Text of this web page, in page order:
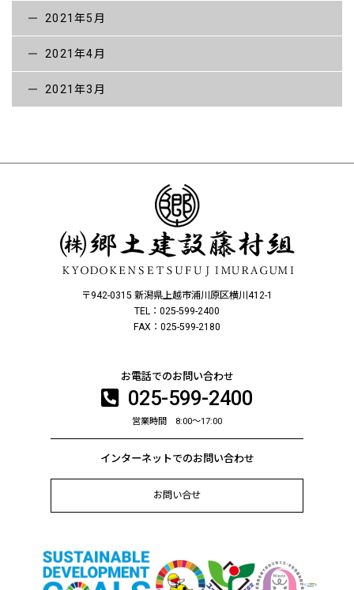
2021年5月
2021年4月
2021年3月
〒942-0315 新潟県上越市浦川原区横川412-1
TEL：025-599-2400
FAX：025-599-2180
お電話でのお問い合わせ
025-599-2400
営業時間 8:00～17:00
インターネットでのお問い合わせ
お問い合せ